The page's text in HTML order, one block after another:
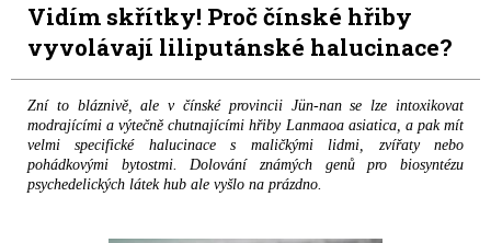
Vidím skřítky! Proč čínské hřiby
vyvolávají liliputánské halucinace?
Zní to bláznivě, ale v čínské provincii Jün-nan se lze intoxikovat
modrajícími a výtečně chutnajícími hřiby Lanmaoa asiatica, a pak mít
velmi specifické halucinace s maličkými lidmi, zvířaty nebo
pohádkovými bytostmi. Dolování známých genů pro biosyntézu
psychedelických látek hub ale vyšlo na prázdno.